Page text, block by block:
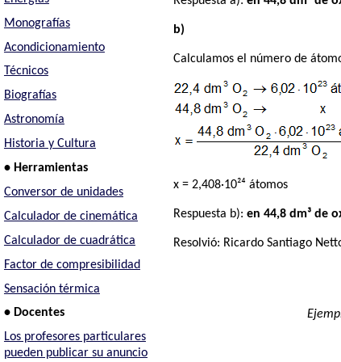
Monografías
Acondicionamiento
Técnicos
Biografías
Astronomía
Historia y Cultura
• Herramientas
Conversor de unidades
Calculador de cinemática
Calculador de cuadrática
Factor de compresibilidad
Sensación térmica
• Docentes
Los profesores particulares
pueden publicar su anuncio
b)
Calculamos el número de
x = 2,408·10²⁴ átomos
Respuesta b):en 44,8 dm³ de
Resolvió: Ricardo Santiago